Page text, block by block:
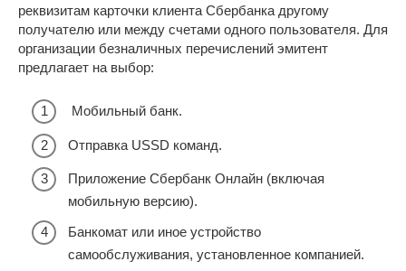
реквизитам карточки клиента Сбербанка другому
получателю или между счетами одного пользователя. Для
организации безналичных перечислений эмитент
предлагает на выбор:
Мобильный банк.
Отправка USSD команд.
Приложение Сбербанк Онлайн (включая
мобильную версию).
Банкомат или иное устройство
самообслуживания, установленное компанией.